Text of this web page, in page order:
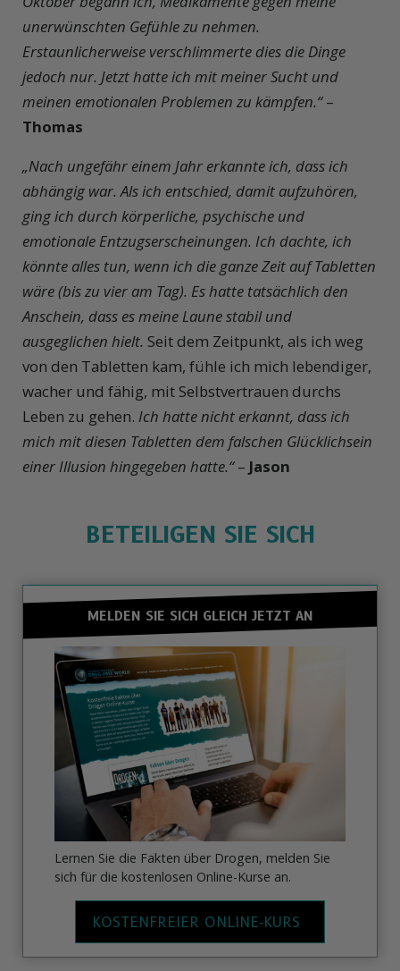
unerwünschten Gefühle zu nehmen.
Erstaunlicherweise verschlimmerte dies die Dinge
jedoch nur. Jetzt hatte ich mit meiner Sucht und
meinen emotionalen Problemen zu kämpfen.“–
Thomas
„Nach ungefähr einem Jahr erkannte ich, dass ich
abhängig war. Als ich entschied, damit aufzuhören,
ging ich durch körperliche, psychische und
emotionale Entzugserscheinungen. Ich dachte, ich
könnte alles tun, wenn ich die ganze Zeit auf Tabletten
wäre (bis zu vier am Tag). Es hatte tatsächlich den
Anschein, dass es meine Laune stabil und
ausgeglichen hielt. Seit dem Zeitpunkt, als ich weg
von den Tabletten kam, fühle ich mich lebendiger,
wacher und fähig, mit Selbstvertrauen durchs
Leben zu gehen. Ich hatte nicht erkannt, dass ich
mich mit diesen Tabletten dem falschen Glücklichsein
einer Illusion hingegeben hatte.“– Jason
BETEILIGEN SIE SICH
MELDEN SIE SICH GLEICH JETZT AN
Lernen Sie die Fakten über Drogen, melden Sie
sich für die kostenlosen Online-Kurse an.
KOSTENFREIER ONLINE‑KURS